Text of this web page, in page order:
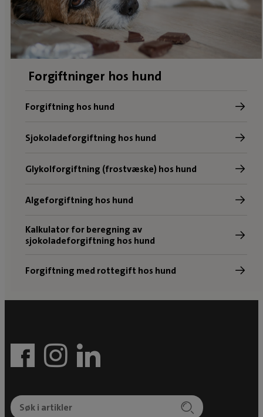
Forgiftninger hos hund
Forgiftning hos hund
Sjokoladeforgiftning hos hund
Glykolforgiftning (frostvæske) hos hund
Algeforgiftning hos hund
Kalkulator for beregning av
sjokoladeforgiftning hos hund
Forgiftning med rottegift hos hund